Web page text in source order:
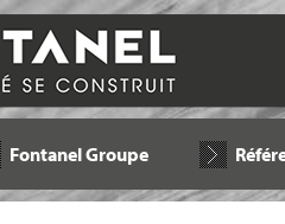
Fontanel Groupe